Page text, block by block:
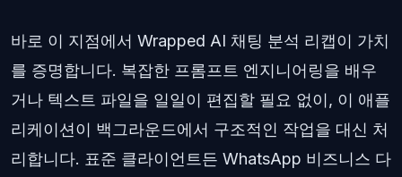
바로 이 지점에서 Wrapped AI 채팅 분석 리캡이 가치
를 증명합니다. 복잡한 프롬프트 엔지니어링을 배우
거나 텍스트 파일을 일일이 편집할 필요 없이, 이 애플
리케이션이 백그라운드에서 구조적인 작업을 대신 처
리합니다. 표준 클라이언트든 WhatsApp 비즈니스 다